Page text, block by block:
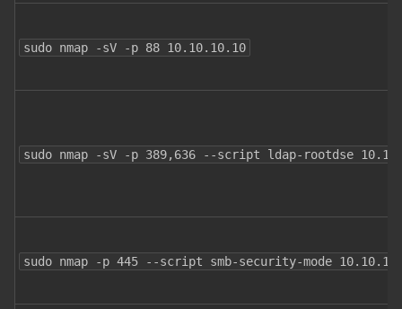
sudo nmap -sV -p 88 10.10.10.10
sudo nmap -sV -p 389,636 --script ldap-rootdse
sudo nmap -p 445 --script smb-security-mode